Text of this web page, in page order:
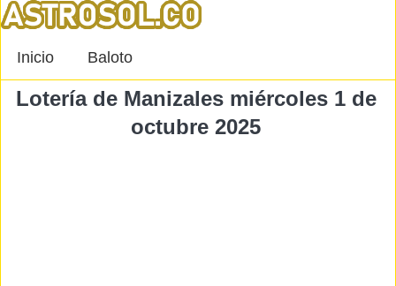
Inicio Baloto
Lotería de Manizales miércoles 1 de
octubre 2025